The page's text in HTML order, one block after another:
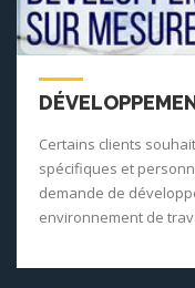
Certains clients
spécifiques et
demande de
environnement de